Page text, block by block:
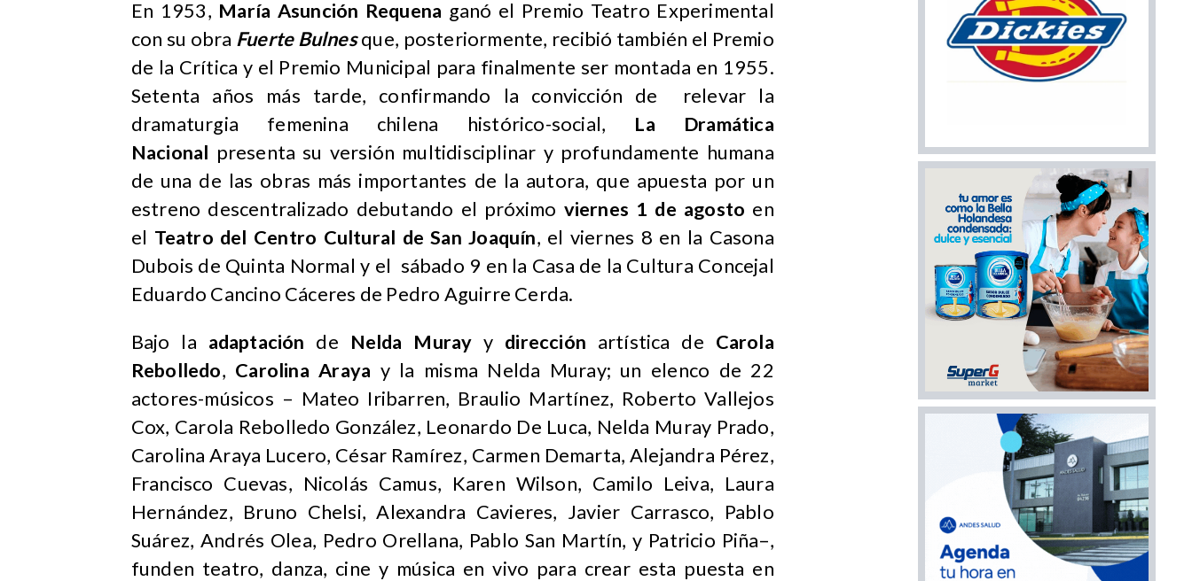
En 1953, María Asunción Requena ganó el Premio Teatro Experimental
con su obra Fuerte Bulnesque, posteriormente, recibió también el Premio
de la Crítica y el Premio Municipal para finalmente ser montada en 1955.
Setenta años más tarde, confirmando la convicción de relevar la
dramaturgia femenina chilena histórico-social, La Dramática
Nacional presenta su versión multidisciplinar y profundamente humana
de una de las obras más importantes de la autora, que apuesta por un
estreno descentralizado debutando el próximo viernes 1 de agosto en
el Teatro del Centro Cultural de San Joaquín, el viernes 8 en la Casona
Dubois de Quinta Normal y el sábado 9 en la Casa de la Cultura Concejal
Eduardo Cancino Cáceres de Pedro Aguirre Cerda.
Bajo la adaptación de Nelda Muray y dirección artística de Carola
Rebolledo, Carolina Araya y la misma Nelda Muray; un elenco de 22
actores-músicos – Mateo Iribarren, Braulio Martínez, Roberto Vallejos
Cox, Carola Rebolledo González, Leonardo De Luca, Nelda Muray Prado,
Carolina Araya Lucero, César Ramírez, Carmen Demarta, Alejandra Pérez,
Francisco Cuevas, Nicolás Camus, Karen Wilson, Camilo Leiva, Laura
Hernández, Bruno Chelsi, Alexandra Cavieres, Javier Carrasco, Pablo
Suárez, Andrés Olea, Pedro Orellana, Pablo San Martín, y Patricio Piña–,
funden teatro, danza, cine y música en vivo para crear esta puesta en